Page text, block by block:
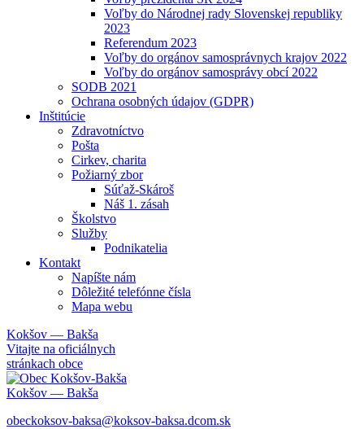
Voľby do Národnej rady Slovenskej republiky
2023
Referendum 2023
Voľby do orgánov samosprávnych krajov 2022
Voľby do orgánov samosprávy obcí 2022
SODB 2021
Ochrana osobných údajov (GDPR)
Inštitúcie
Zdravotníctvo
Pošta
Cirkev, charita
Požiarný zbor
Súťaž-Skároš
Náš 1. zásah
Školstvo
Služby
Podnikatelia
Kontakt
Napíšte nám
Dôležité telefónne čísla
Mapa webu
Kokšov — Bakša
Vitajte na oficiálnych
stránkach obce
Kokšov — Bakša
obeckoksov-baksa@koksov-baksa.dcom.sk